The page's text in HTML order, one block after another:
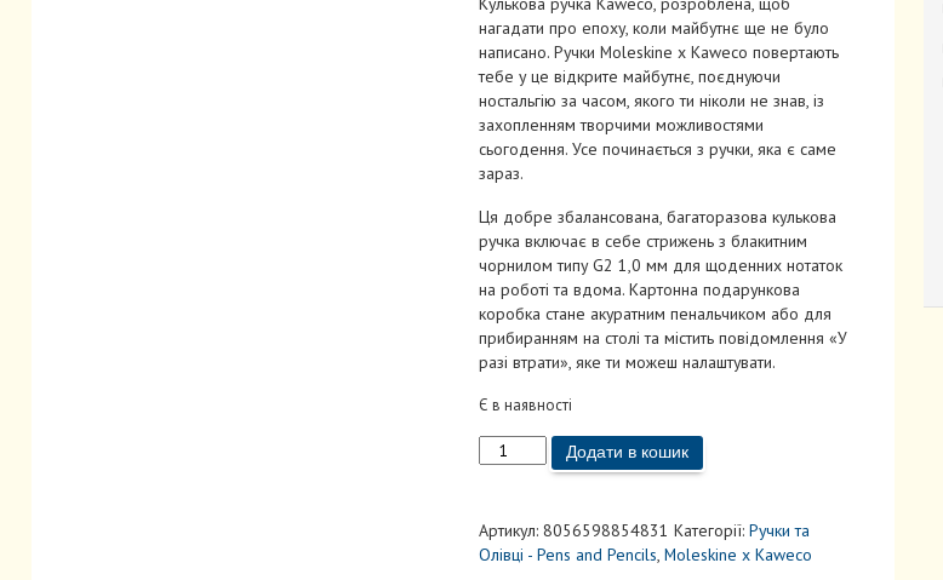
нагадати про епоху, коли майбутнє ще не було
написано. Ручки Moleskine x Kaweco повертають
тебе у це відкрите майбутнє, поєднуючи
ностальгію за часом, якого ти ніколи не знав, із
захопленням творчими можливостями
сьогодення. Усе починається з ручки, яка є саме
зараз.
Ця добре збалансована, багаторазова кулькова
ручка включає в себе стрижень з блакитним
чорнилом типу G2 1,0 мм для щоденних нотаток
на роботі та вдома. Картонна подарункова
коробка стане акуратним пенальчиком або для
прибиранням на столі та містить повідомлення «У
разі втрати», яке ти можеш налаштувати.
Є в наявності
Кулькова
ручка
x
Kaweco
Чорна
Додати в кошик
Артикул: 8056598854831 Категорії: Ручки та
Олівці - Pens and Pencils, Moleskine x Kaweco